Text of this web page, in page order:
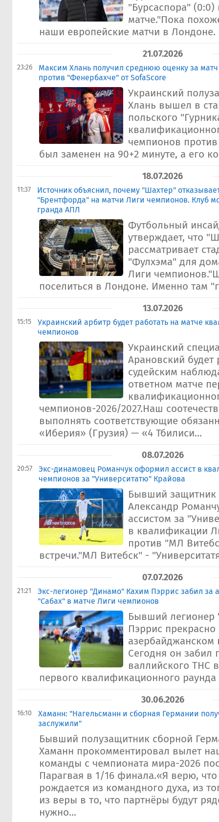
"Бурсаспора"
матче."Пока
наши европейские матчи в
21.07.2026
23:26
Максим Хлань получил среднюю оценку за
против "Фенербахче" от SofaScore
Украинский
Хлань вышел в
польского
чемпионов
был заменен на 90+2 минуте, а его
18.07.2026
11:37
Источник объяснил, почему "Шахтер"
"Брентфорда" на матчи Лиги чемпионов. Клуб
гранда АПЛ
Футбольный
утверждает, что
рассматривает
"Фулхэма" для
Лиги
поселиться в Лондоне. Именно там
13.07.2026
15:15
Украинский арбитр будет работать на матче
чемпионов
Украинский
Арановский будет
судейским
ответном матче
чемпионов-2026/2027.Наш
выполнять соответствующие
«Иберия» (Грузия) — «4 Тбилиси...
08.07.2026
20:57
Экс-динамовец Романчук оформил ассист в
чемпионов за "Университатю" Крайова
Бывший
Александр
ассистом за
в квалификации
против "МЛ
встречи."МЛ Витебск" -
07.07.2026
21:21
Экс-легионер "Динамо" Кахим Пэррис забил за
"Сабах" в матче Лиги чемпионов
Бывший легионер
Пэррис прекрасно
азербайджанском
Сегодня он забил
валлийского ТНС
первого квалификационного раунда
30.06.2026
16:10
Хаманн: "Нагельсманн и сборная Германии
заслужили"
Бывший полузащитник сборной
Хаманн прокомментировал вылет
команды с чемпионата мира-2026
Парагвая в 1/16 финала.«Я верю,
рождается из командного духа, из
из веры в то, что партнёры будут
нужно...